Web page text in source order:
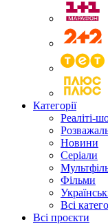
Категорії
Реаліті-
Новини
Серіали
Фільми
Всі
Всі проєкти